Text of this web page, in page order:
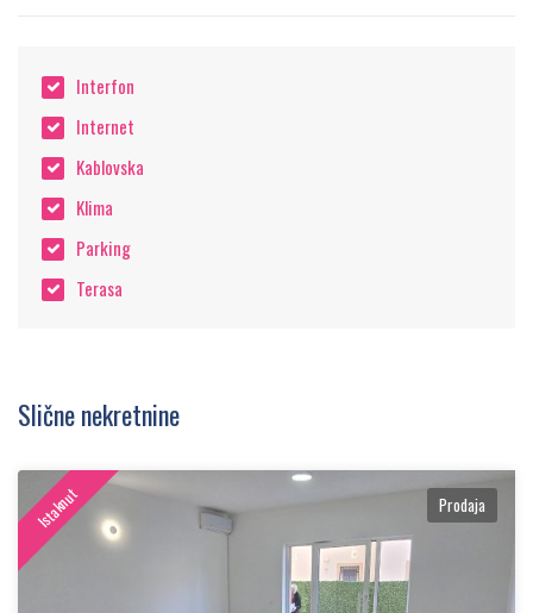
Interfon
Internet
Kablovska
Klima
Parking
Terasa
Slične nekretnine
Istaknut Prodaja